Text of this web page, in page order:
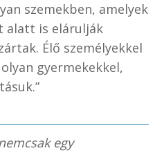
szemekben, amelyek
alatt is elárulják
Élő személyekkel
gyermekekkel,
egy